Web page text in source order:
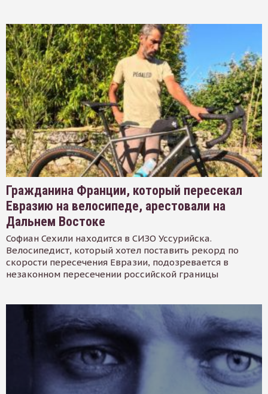
Гражданина Франции, который пересекал
Евразию на велосипеде, арестовали на
Дальнем Востоке
Софиан Сехили находится в СИЗО Уссурийска.
Велосипедист, который хотел поставить рекорд по
скорости пересечения Евразии, подозревается в
незаконном пересечении российской границы